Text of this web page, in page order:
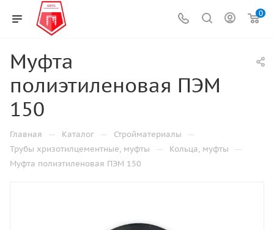
0
Муфта
полиэтиленовая ПЭМ
150
Главная — Каталог — Стройматериалы —
Трубы хризотилцементные, муфты — Кольца, муфты —
Муфта полиэтиленовая ПЭМ 150